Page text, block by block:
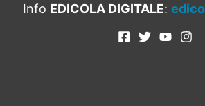
Info EDICOLA DIGITALE: